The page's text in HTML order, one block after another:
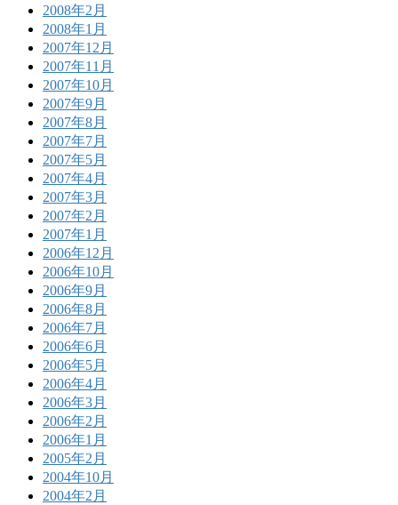
2008年2月
2008年1月
2007年12月
2007年11月
2007年10月
2007年9月
2007年8月
2007年7月
2007年5月
2007年4月
2007年3月
2007年2月
2007年1月
2006年12月
2006年10月
2006年9月
2006年8月
2006年7月
2006年6月
2006年5月
2006年4月
2006年3月
2006年2月
2006年1月
2005年2月
2004年10月
2004年2月